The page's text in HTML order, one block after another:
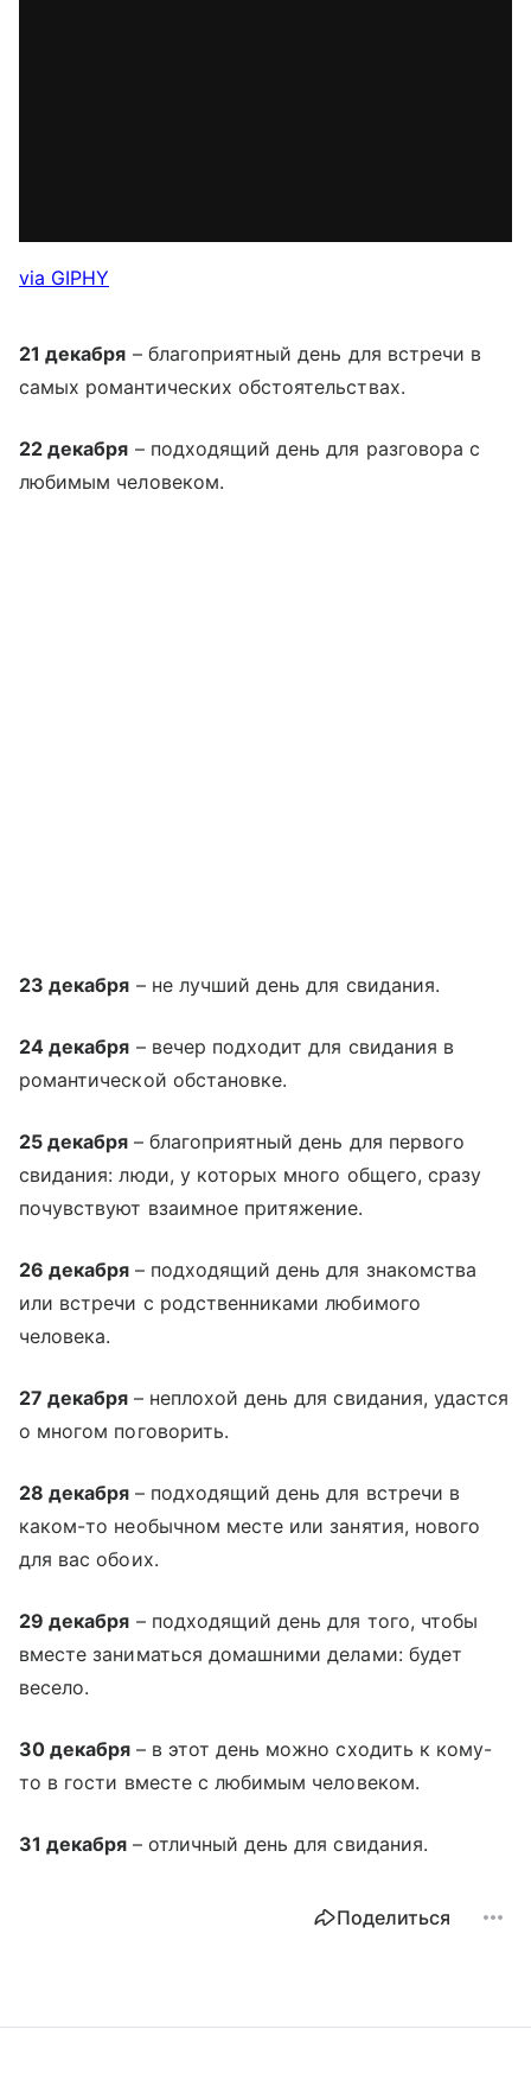
via GIPHY
21 декабря – благоприятный день для встречи в
самых романтических обстоятельствах.
22 декабря – подходящий день для разговора с
любимым человеком.
23 декабря – не лучший день для свидания.
24 декабря – вечер подходит для свидания в
романтической обстановке.
25 декабря – благоприятный день для первого
свидания: люди, у которых много общего, сразу
почувствуют взаимное притяжение.
26 декабря – подходящий день для знакомства
или встречи с родственниками любимого
человека.
27 декабря – неплохой день для свидания, удастся
о многом поговорить.
28 декабря – подходящий день для встречи в
каком-то необычном месте или занятия, нового
для вас обоих.
29 декабря – подходящий день для того, чтобы
вместе заниматься домашними делами: будет
весело.
30 декабря – в этот день можно сходить к кому-
то в гости вместе с любимым человеком.
31 декабря – отличный день для свидания.
Поделиться